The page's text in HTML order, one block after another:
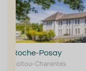
Roche-Posay
Poitou-Charentes